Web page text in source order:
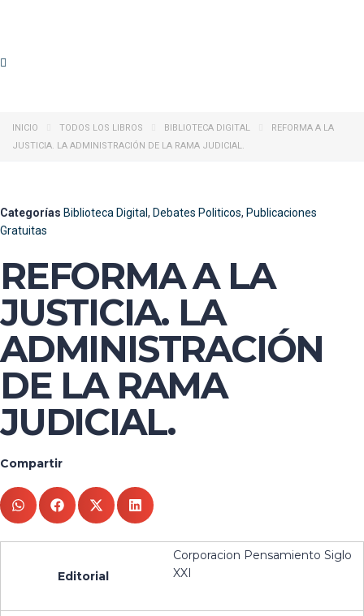
INICIO TODOS LOS LIBROS BIBLIOTECA DIGITAL
REFORMA A LA
JUSTICIA. LA ADMINISTRACIÓN DE LA RAMA JUDICIAL.
Categorías Biblioteca Digital , Debates Politicos, Publicaciones
Gratuitas
REFORMA A LA
JUSTICIA. LA
ADMINISTRACIÓN
DE LA RAMA
JUDICIAL.
Compartir
Editorial
Corporacion Pensamiento Siglo
XXI